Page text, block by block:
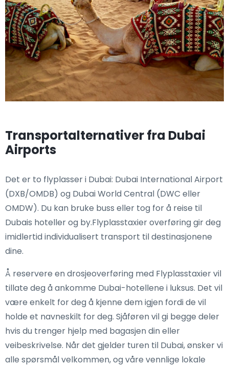
Transportalternativer fra Dubai
Airports
Det er to flyplasser i Dubai: Dubai International Airport
(DXB/OMDB) og Dubai World Central (DWC eller
OMDW). Du kan bruke buss eller tog for å reise til
Dubais hoteller og by.Flyplasstaxier overføring gir deg
imidlertid individualisert transport til destinasjonene
dine.
Å reservere en drosjeoverføring med Flyplasstaxier vil
tillate deg å ankomme Dubai-hotellene i luksus. Det vil
være enkelt for deg å kjenne dem igjen fordi de vil
holde et navneskilt for deg. Sjåføren vil gi begge deler
hvis du trenger hjelp med bagasjen din eller
veibeskrivelse. Når det gjelder turen til Dubai, ønsker vi
alle spørsmål velkommen, og våre vennlige lokale